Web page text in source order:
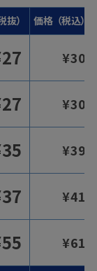
抜） 価格（税込）
27 ¥30
27 ¥30
35 ¥39
37 ¥41
55 ¥61